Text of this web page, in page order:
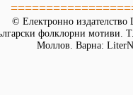
© Електронно издателство
фолклорни мотиви.
Моллов. Варна: